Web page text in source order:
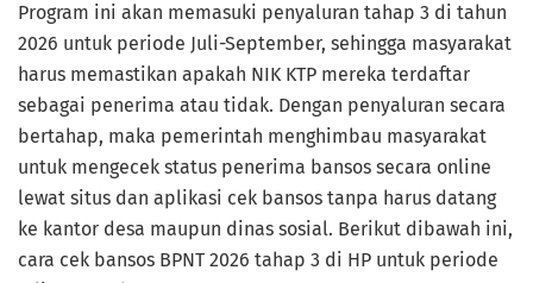
Program ini akan memasuki penyaluran tahap 3 di tahun
2026 untuk periode Juli-September, sehingga masyarakat
harus memastikan apakah NIK KTP mereka terdaftar
sebagai penerima atau tidak. Dengan penyaluran secara
bertahap, maka pemerintah menghimbau masyarakat
untuk mengecek status penerima bansos secara online
lewat situs dan aplikasi cek bansos tanpa harus datang
ke kantor desa maupun dinas sosial. Berikut dibawah ini,
cara cek bansos BPNT 2026 tahap 3 di HP untuk periode